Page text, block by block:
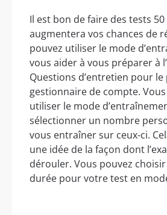
Il est bon de faire des tests 50
augmentera vos chances de
pouvez utiliser le mode
vous aider à vous préparer à
Questions d’entretien pour le
gestionnaire de compte.
utiliser le mode
sélectionner un nombre
vous entraîner sur ceux-ci.
une idée de la façon dont
dérouler. Vous pouvez
durée pour votre test en